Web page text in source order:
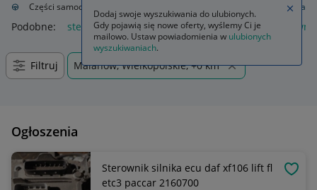
Części samochodowe Sterowniki silnika
Podobne: sterownik silnika sterownik silnika bldc
Filtruj Malanów, Wielkopolskie, +0 km
Ogłoszenia
Sterownik silnika ecu daf xf106 lift fl
etc3 paccar 2160700
Dodaj swoje wyszukiwania do ulubionych.
Gdy pojawią się nowe oferty, wyślemy Ci je
mailowo. Ustaw powiadomienia w ulubionych
wyszukiwaniach.